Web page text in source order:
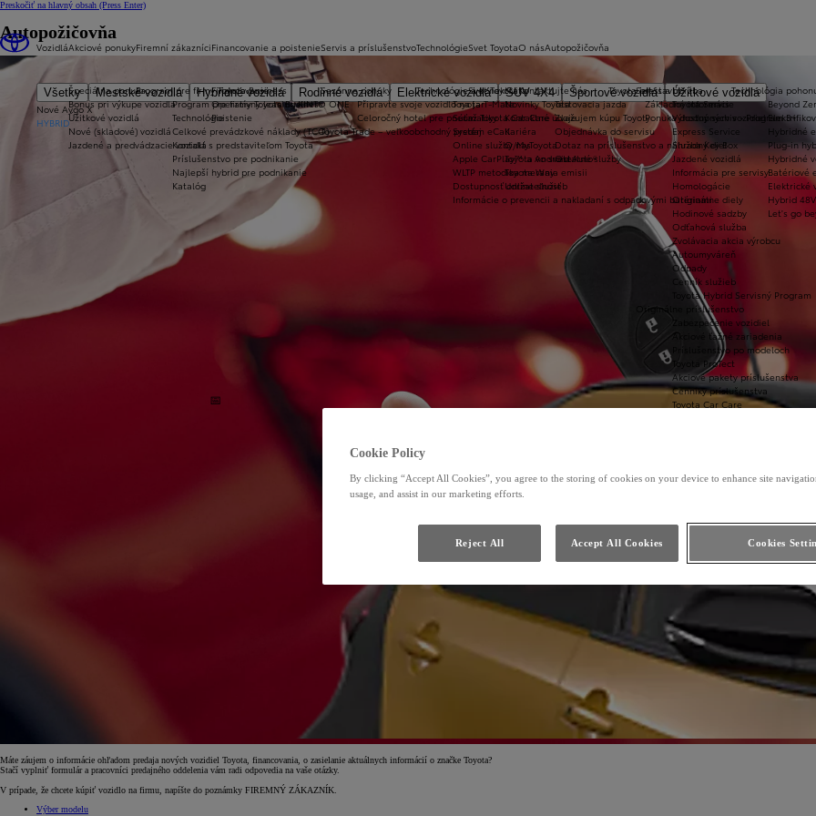
Preskočiť na hlavný obsah (Press Enter)
Vozidlá
Všetky Mestské vozidlá Hybridné vozidlá Rodinné vozidlá Elektrické vozidlá SUV 4X4 Športové vozidlá
Úžitkové vozidlá
Nové Aygo X
HYBRID
Akciové ponuky
Špeciálna ponuka
Bonus pri výkupe vozidla
Úžitkové vozidlá
Nové (skladové) vozidlá
Jazdené a predvádzacie vozidlá
Firemní zákazníci
Program pre firmy Toyota Business
Program pre firmy Toyota Business
Technológie
Celkové prevádzkové náklady (TCO)
Kontakt s predstaviteľom Toyota
Príslušenstvo pre podnikanie
Najlepší hybrid pre podnikanie
Katalóg
Toyota prestavby
Základné informácie
Ponuka dostupných vozidiel
Financovanie a poistenie
Financovanie
Operatívny leasing KINTO ONE
Poistenie
Servis a príslušenstvo
Sezónne ponuky
Připravte svoje vozidlo na jar
Celoročný hotel pre pneumatiky
Toyota Trade – veľkoobchodný predaj
Servis a údržba
Toyota Servis
Výhodný servis - Program 3+
Express Service
Služba Key Box
Jazdené vozidlá
Informácia pre servisy
Homologácie
Originálne diely
Hodinové sadzby
Odťahová služba
Zvolávacia akcia výrobcu
Autoumyváreň
Odpady
Cenník služieb
Toyota Hybrid Servisný Program
Originálne príslušenstvo
Zabezpečenie vozidiel
Akciové ťažné zariadenia
Príslušenstvo po modeloch
Toyota ProTect
Akciové pakety príslušenstva
Cenníky príslušenstva
Toyota Car Care
Technológie
Technológie a konektivita
Toyota T-Mate
Súťaž Toyota Car Care
Systém eCall
Online služby/MyToyota
Apple CarPlay™ a Android Auto®
WLTP metodika merania emisii
Dostupnosť online služieb
Informácie o prevencii a nakladaní s odpadovými batériami
Technológia
Beyond
Hybridné
Plug-in
Hybridné
Batériové
Elektrické
Hybrid 48V
Let's go
Svet Toyota
Svet Toyota
Novinky Toyota
Kontaktné údaje
Kariéra
O nas
Toyota vo svete
Toyota Way
Udržateľnosť
O nás
Kontaktujte nás
Testovacia jazda
Zvažujem kúpu Toyoty
Objednávka do servisu
Dotaz na príslušenstvo a náhradný diel
Ostatné služby
Autopožičovňa
Autopožičovňa
Máte záujem o informácie ohľadom predaja nových vozidiel Toyota, financovania, o zasielanie aktuálnych informácií o značke Toyota?
Stačí vyplniť formulár a pracovníci predajného oddelenia vám radi odpovedia na vaše otázky.
V prípade, že chcete kúpiť vozidlo na firmu, napíšte do poznámky FIREMNÝ ZÁKAZNÍK.
Výber modelu
Cookie Policy
By clicking “Accept All Cookies”, you agree to the storing of cookies on your device to enhance site
usage, and assist in our marketing efforts.
Cookies
Reject All Accept All Cookies